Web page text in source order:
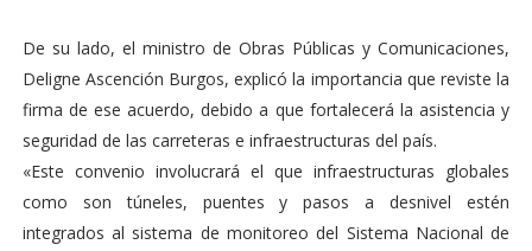
De su lado, el ministro de Obras Públicas y Comunicaciones,
Deligne Ascención Burgos, explicó la importancia que reviste la
firma de ese acuerdo, debido a que fortalecerá la asistencia y
seguridad de las carreteras e infraestructuras del país.
«Este convenio involucrará el que infraestructuras globales
como son túneles, puentes y pasos a desnivel estén
integrados al sistema de monitoreo del Sistema Nacional de